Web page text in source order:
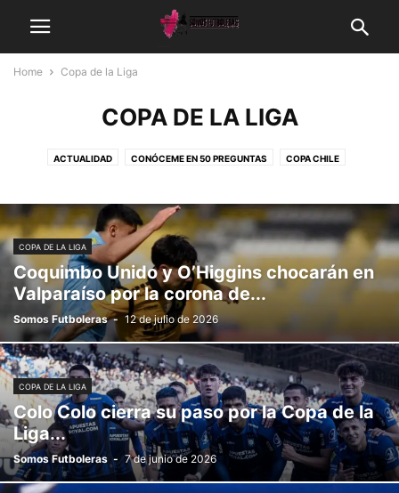
Home Copa de la Liga
COPA DE LA LIGA
ACTUALIDAD CONÓCEME EN 50 PREGUNTAS COPA CHILE
EL FÚTBOL TAMBIÉN ES NUESTRO FÚTBOL FEMENINO
FUTBOLERAS EN EL EXTRANJERO GALERÍA LIGA DE ASCENSO CAIXUN
LIGA DE PRIMERA MERCADO LIBRE OPINIÓN
COPA DE LA LIGA
Coquimbo Unido y O’Higgins chocarán en
Valparaíso por la corona de...
Somos Futboleras - 12 de julio de 2026
COPA DE LA LIGA
Colo Colo cierra su paso por la Copa de la
Liga...
Somos Futboleras - 7 de junio de 2026